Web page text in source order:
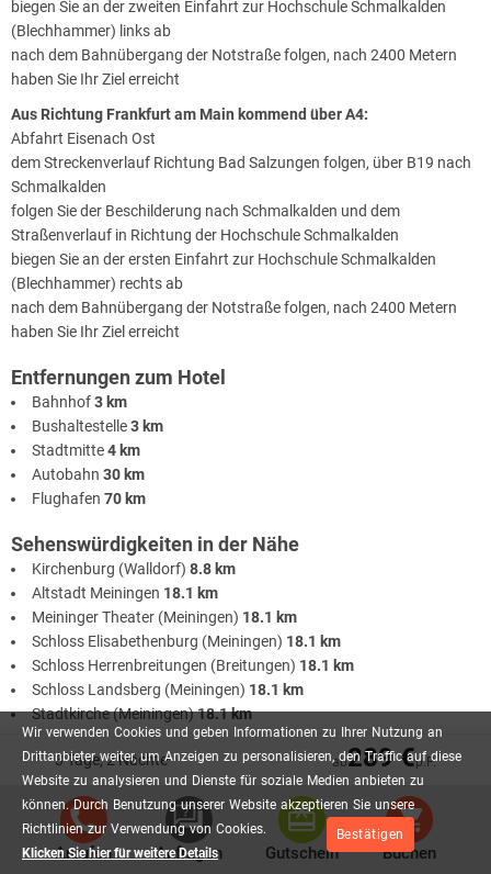
Wir verwenden Cookies und geben Informationen zu Ihrer Nutzung an
Drittanbieter weiter, um Anzeigen zu personalisieren, den Traffic auf diese
Website zu analysieren und Dienste für soziale Medien anbieten zu
können. Durch Benutzung unserer Website akzeptieren Sie unsere
Richtlinien zur Verwendung von Cookies.
Klicken Sie hier für weitere Details
Bestätigen
biegen Sie an der zweiten Einfahrt zur Hochschule Schmalkalden
(Blechhammer) links ab
nach dem Bahnübergang der Notstraße folgen, nach 2400 Metern
haben Sie Ihr Ziel erreicht
Aus Richtung Frankfurt am Main kommend über A4:
Abfahrt Eisenach Ost
dem Streckenverlauf Richtung Bad Salzungen folgen, über B19 nach
Schmalkalden
folgen Sie der Beschilderung nach Schmalkalden und dem
Straßenverlauf in Richtung der Hochschule Schmalkalden
biegen Sie an der ersten Einfahrt zur Hochschule Schmalkalden
(Blechhammer) rechts ab
nach dem Bahnübergang der Notstraße folgen, nach 2400 Metern
haben Sie Ihr Ziel erreicht
Entfernungen zum Hotel
Bahnhof3 km
Bushaltestelle3 km
Stadtmitte4 km
Autobahn 30 km
Flughafen 70 km
Sehenswürdigkeiten in der Nähe
Kirchenburg (Walldorf) 8.8 km
Altstadt Meiningen 18.1 km
Meininger Theater (Meiningen) 18.1 km
Schloss Elisabethenburg (Meiningen) 18.1 km
Schloss Herrenbreitungen (Breitungen) 18.1 km
Schloss Landsberg (Meiningen) 18.1 km
Stadtkirche (Meiningen)18.1 km
Bewertungen
4,6 Hervorragend
3 Tage, 2 Nächte ab289 €p.P.
Anrufen Anfragen Gutschein Buchen